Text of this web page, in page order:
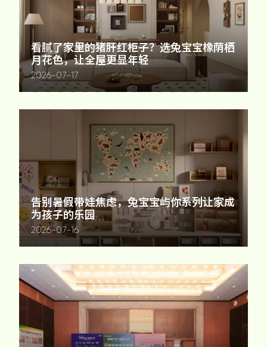
看腻了家里的猪肝红柜子？选兔宝宝橡荫栖
月花色，让全屋更显年轻
2026-07-17
告别暑假带娃焦虑，兔宝宝屿你系列让家成
为孩子的乐园
2026-07-16